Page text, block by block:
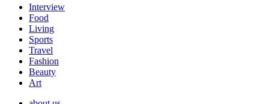
Interview
Food
Living
Sports
Travel
Fashion
Beauty
Art